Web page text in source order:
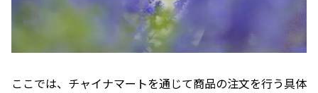
ここでは、チャイナマートを通じて商品の注文を行う具体